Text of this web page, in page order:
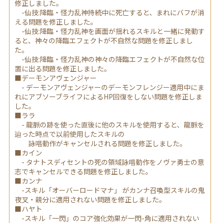
修正しました。
-仙技:降臨・怪力乱神持続中に死亡すると、まれにバフが消
える問題を修正しました。
-仙技:降臨・怪力乱神を画面が揺れるスキルと一緒に発動す
ると、神々の降臨エフェクトが不自然な問題を修正しまし
た。
-仙技:降臨・怪力乱神の神々の降臨エフェクトが不自然な位
置に出る問題を修正しました。
■デーモンアヴェンジャー
- デーモンアヴェンジャーのデーモンフレンジー適用中にま
れにアブソーブライフによるHP回復をしない問題を修正しま
した。
■ララ
- 龍脈の跡を使った直後に他のスキルを使用すると、龍脈を
辿った時点で以前使用したスキルの
詠唱動作がキャンセルされる問題を修正しました。
■カイン
- タナトスディセントの死の領域詠唱動作をノヴァ勇士の意
志でキャンセルできる問題を修正しました。
■カンナ
-スキル「オーバーロードマナ」 がカンナ召喚型スキルの鬼
夜叉・親分に適用されない問題を修正しました。
■ハヤト
-スキル「一閃」のコア強化効果が一閃-角に適用されない